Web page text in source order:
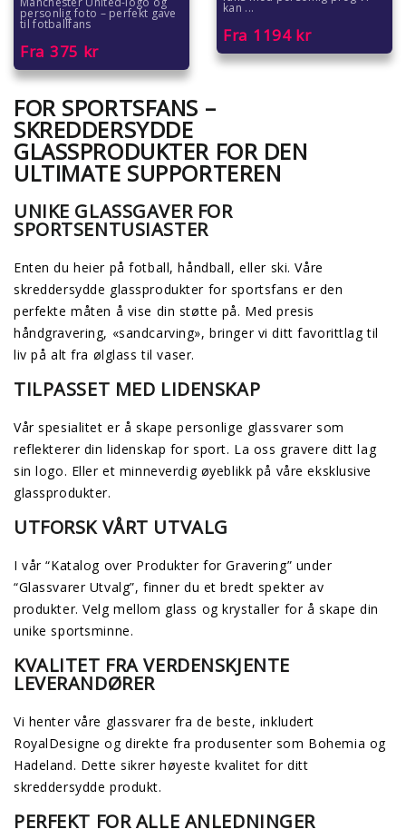
personlig foto – perfekt gave
til fotballfans
Fra 375 kr
kan ...
Fra 1194kr
FOR SPORTSFANS –
SKREDDERSYDDE
GLASSPRODUKTER FOR DEN
ULTIMATE SUPPORTEREN
UNIKE GLASSGAVER FOR
SPORTSENTUSIASTER
Enten du heier på fotball, håndball, eller ski. Våre
skreddersydde glassprodukter for sportsfans er den
perfekte måten å vise din støtte på. Med presis
håndgravering, «sandcarving», bringer vi ditt favorittlag til
liv på alt fra ølglass til vaser.
TILPASSET MED LIDENSKAP
Vår spesialitet er å skape personlige glassvarer som
reflekterer din lidenskap for sport. La oss gravere ditt lag
sin logo. Eller et minneverdig øyeblikk på våre eksklusive
glassprodukter.
UTFORSK VÅRT UTVALG
I vår “Katalog over Produkter for Gravering” under
“Glassvarer Utvalg”, finner du et bredt spekter av
produkter. Velg mellom glass og krystaller for å skape din
unike sportsminne.
KVALITET FRA VERDENSKJENTE
LEVERANDØRER
Vi henter våre glassvarer fra de beste, inkludert
RoyalDesigne og direkte fra produsenter som Bohemia og
Hadeland. Dette sikrer høyeste kvalitet for ditt
skreddersydde produkt.
PERFEKT FOR ALLE ANLEDNINGER